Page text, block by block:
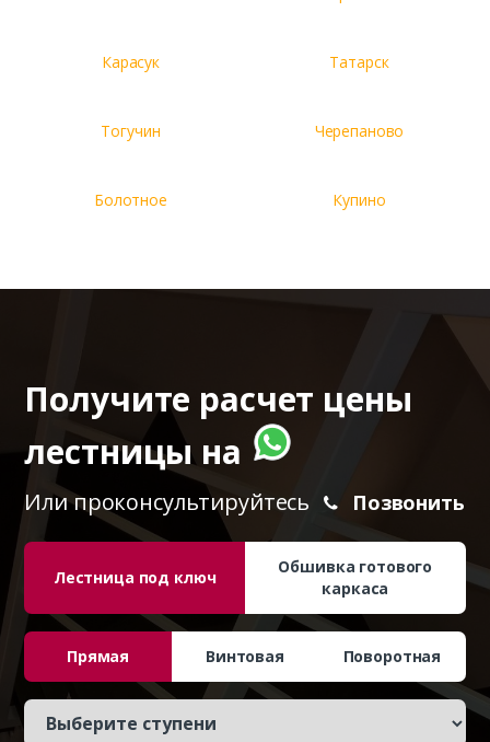
Карасук Татарск
Тогучин Черепаново
Болотное Купино
Получите расчет цены
лестницы на
Или проконсультируйтесь Позвонить
Лестница под ключ
Обшивка готового
каркаса
Прямая Винтовая Поворотная